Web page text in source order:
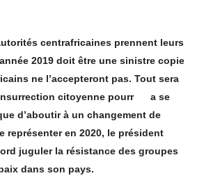
centrafricaines prennent leurs
2019 doit être une sinistre copie
ne l’accepteront pas. Tout sera
citoyenne pourr a se
d’aboutir à un changement de
représenter en 2020, le président
juguler la résistance des groupes
dans son pays.